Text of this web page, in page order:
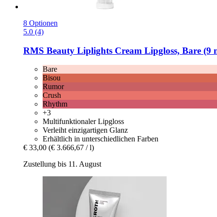
8 Optionen
5.0 (4)
RMS Beauty Liplights Cream Lipgloss, Bare (9
Bare
Bisou
Rumor
Crush
Rhythm
+3
Multifunktionaler Lipgloss
Verleiht einzigartigen Glanz
Erhältlich in unterschiedlichen Farben
€ 33,00 (€ 3.666,67 / l)
Zustellung bis 11. August